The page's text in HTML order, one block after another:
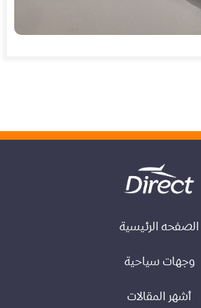
الصفحه الرئيسية
وجهات سياحية
أشهر المقالات